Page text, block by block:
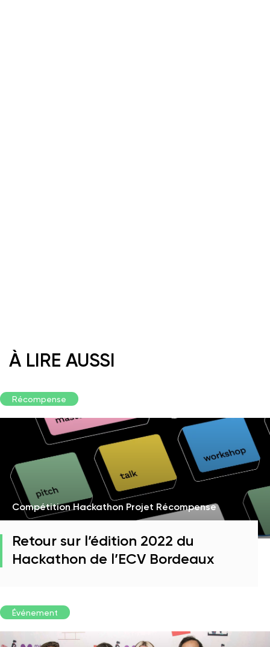
À LIRE AUSSI
Récompense
Compétition Hackathon Projet Récompense
Retour sur l’édition 2022 du
Hackathon de l’ECV Bordeaux
Événement